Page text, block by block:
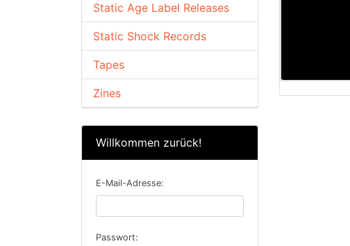
Static Age Label Releases
Static Shock Records
Tapes
Zines
Willkommen zurück!
E-Mail-Adresse:
Passwort: